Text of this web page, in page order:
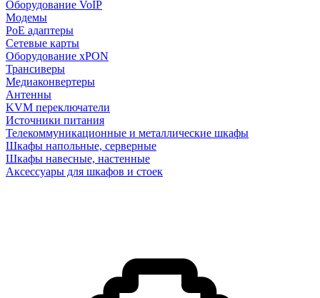
Оборудование VoIP
Модемы
PoE адаптеры
Сетевые карты
Оборудование xPON
Трансиверы
Медиаконвертеры
Антенны
KVM переключатели
Источники питания
Телекоммуникационные и металлические шкафы
Шкафы напольные, серверные
Шкафы навесные, настенные
Аксессуары для шкафов и стоек